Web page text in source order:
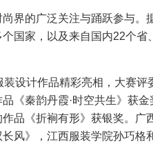
界的广泛关注与踊跃参与。
国家，以及来自国内22个
设计作品精彩亮相，大赛
《秦韵丹霞·时空共生》获
品《折裥有形》获银奖。广
风》，江西服装学院孙巧格